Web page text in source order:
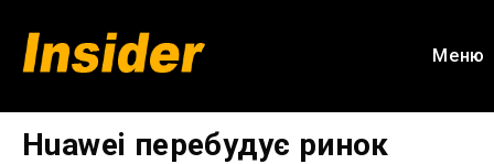
вмісту
Меню
Huawei перебудує ринок